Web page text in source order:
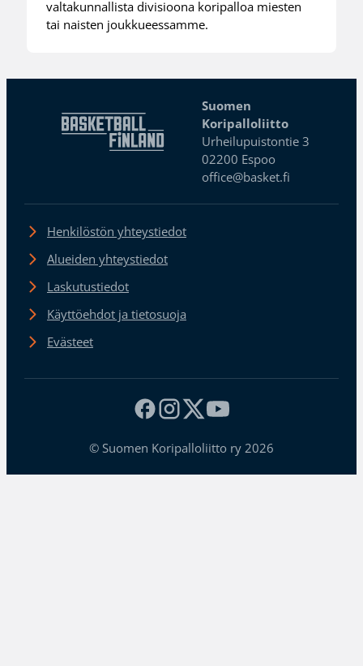
valtakunnallista divisioona koripalloa miesten
tai naisten joukkueessamme.
Suomen
Koripalloliitto
Urheilupuistontie 3
02200 Espoo
office@basket.fi
Henkilöstön yhteystiedot
Alueiden yhteystiedot
Laskutustiedot
Käyttöehdot ja tietosuoja
Evästeet
© Suomen Koripalloliitto ry 2026